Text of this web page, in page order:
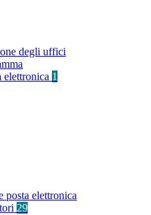
degli uffici
elettronica 1
posta elettronica
29